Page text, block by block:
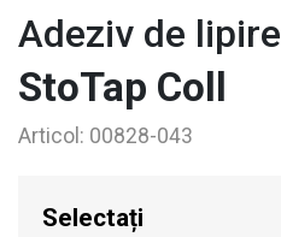
Adeziv de lipire
StoTap Coll
Articol: 00828-043
Selectați